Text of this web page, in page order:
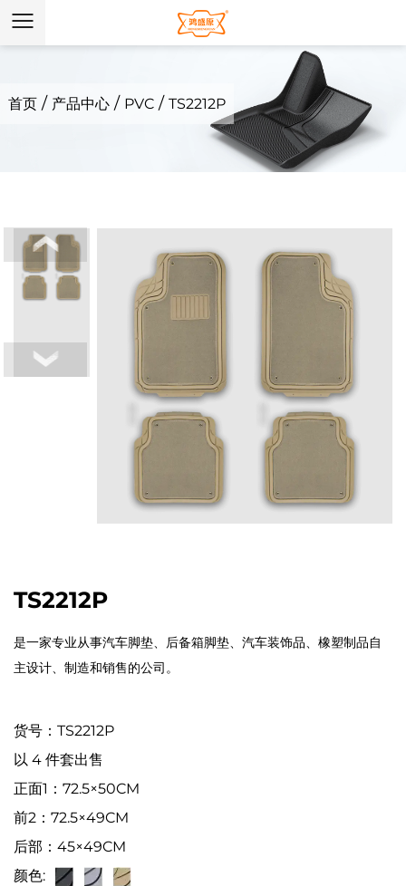
首页/ 产品中心/ PVC/ TS2212P
TS2212P
是一家专业从事汽车脚垫、后备箱脚垫、汽车装饰品、橡塑制品自
主设计、制造和销售的公司。
货号：TS2212P
以 4 件套出售
正面1：72.5×50CM
前2：72.5×49CM
后部：45×49CM
颜色: